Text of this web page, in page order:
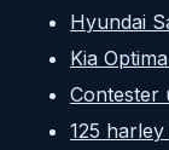
Hyundai
Kia
Contester
125